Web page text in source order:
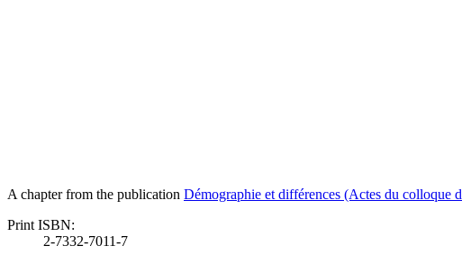
A chapter from the publication Démographie et différences (Actes du colloque
Print ISBN:
2-7332-7011-7